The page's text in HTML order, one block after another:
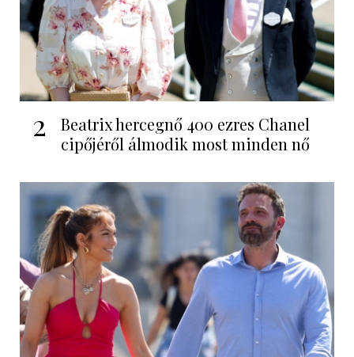
2
Beatrix hercegnő 400 ezres Chanel
cipőjéről álmodik most minden nő